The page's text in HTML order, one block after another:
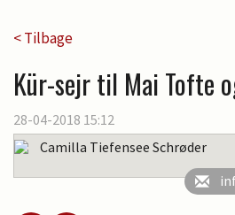
< Tilbage
Kür-sejr til Mai Tofte
28-04-2018 15:12
Camilla Tiefensee Schrøder